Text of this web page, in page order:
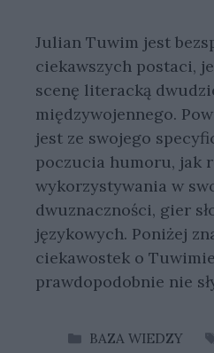
Julian Tuwim jest
ciekawszych postaci,
scenę literacką
międzywojennego.
jest ze swojego
poczucia humoru, jak
wykorzystywania w
dwuznaczności, gier
językowych. Poniżej
ciekawostek o
prawdopodobnie nie
KATEGORIE
BAZA WIEDZY